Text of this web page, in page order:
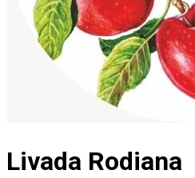
Livada Rodiana